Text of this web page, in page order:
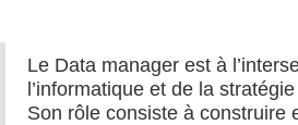
Le Data manager est à
l’informatique et de la
Son rôle consiste à construire